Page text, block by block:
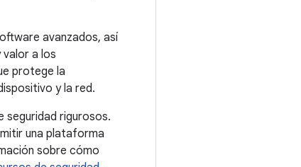
avanzados, así
a los
protege la
y la red.
seguridad rigurosos.
una plataforma
sobre cómo